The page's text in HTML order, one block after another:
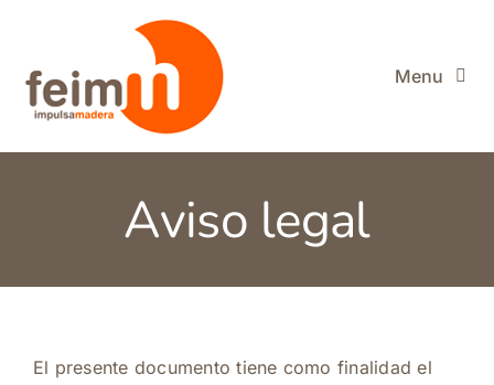
contenido
Menu
Miembros de FEIM
Aviso legal
El presente documento tiene como finalidad el